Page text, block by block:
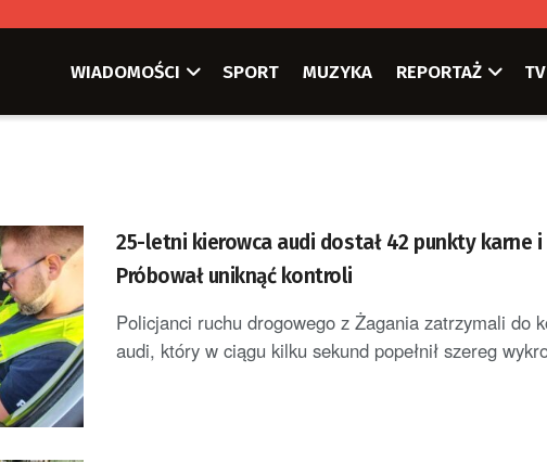
WIADOMOŚCI SPORT MUZYKA REPORTAŻ TV
25-letni kierowca audi dostał 42 punkty karne i
Próbował uniknąć kontroli
Policjanci ruchu drogowego z Żagania zatrzymali do
audi, który w ciągu kilku sekund popełnił szereg